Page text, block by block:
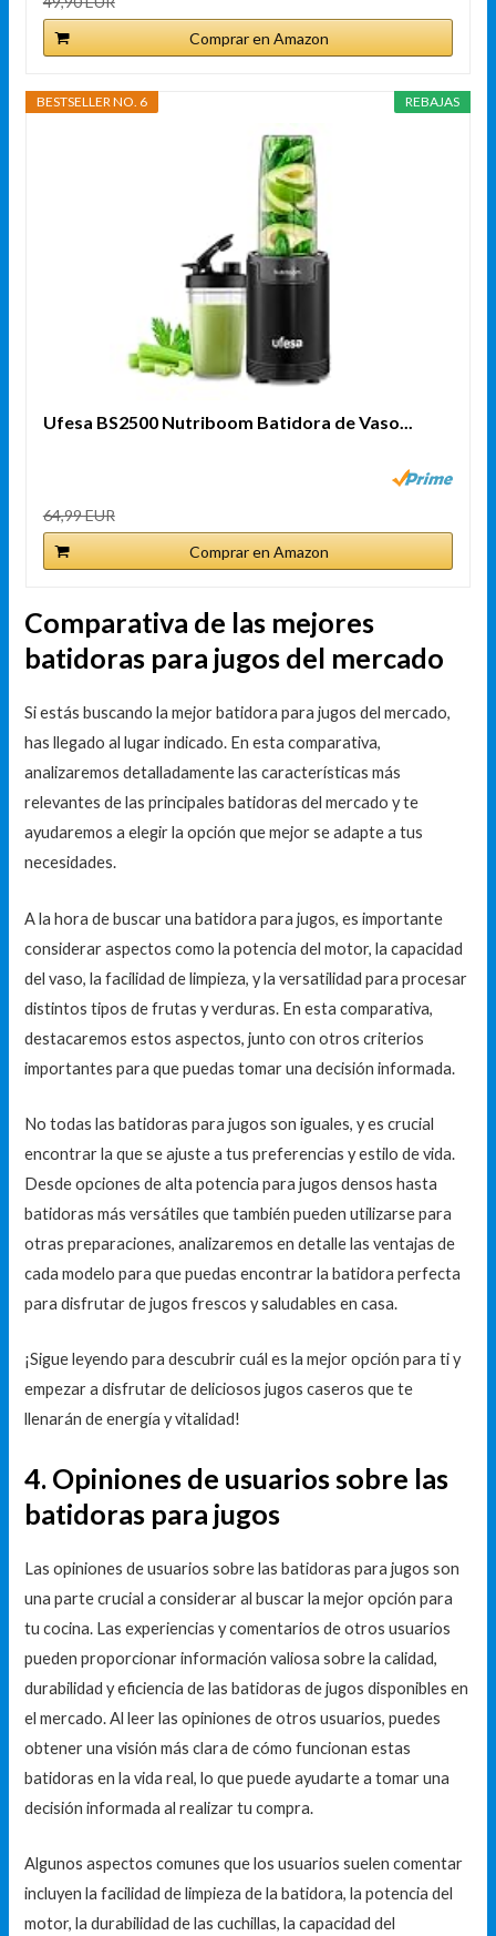
Comprar en Amazon
REBAJAS
BESTSELLER NO. 6
Ufesa BS2500 Nutriboom Batidora de Vaso...
64,99 EUR
Comprar en Amazon
Comparativa de las mejores
batidoras para jugos del mercado
Si estás buscando la mejor batidora para jugos del mercado,
has llegado al lugar indicado. En esta comparativa,
analizaremos detalladamente las características más
relevantes de las principales batidoras del mercado y te
ayudaremos a elegir la opción que mejor se adapte a tus
necesidades.
A la hora de buscar una batidora para jugos, es importante
considerar aspectos como la potencia del motor, la capacidad
del vaso, la facilidad de limpieza, y la versatilidad para procesar
distintos tipos de frutas y verduras. En esta comparativa,
destacaremos estos aspectos, junto con otros criterios
importantes para que puedas tomar una decisión informada.
No todas las batidoras para jugos son iguales, y es crucial
encontrar la que se ajuste a tus preferencias y estilo de vida.
Desde opciones de alta potencia para jugos densos hasta
batidoras más versátiles que también pueden utilizarse para
otras preparaciones, analizaremos en detalle las ventajas de
cada modelo para que puedas encontrar la batidora perfecta
para disfrutar de jugos frescos y saludables en casa.
¡Sigue leyendo para descubrir cuál es la mejor opción para ti y
empezar a disfrutar de deliciosos jugos caseros que te
llenarán de energía y vitalidad!
4. Opiniones de usuarios sobre las
batidoras para jugos
Las opiniones de usuarios sobre las batidoras para jugos son
una parte crucial a considerar al buscar la mejor opción para
tu cocina. Las experiencias y comentarios de otros usuarios
pueden proporcionar información valiosa sobre la calidad,
durabilidad y eficiencia de las batidoras de jugos disponibles en
el mercado. Al leer las opiniones de otros usuarios, puedes
obtener una visión más clara de cómo funcionan estas
batidoras en la vida real, lo que puede ayudarte a tomar una
decisión informada al realizar tu compra.
Algunos aspectos comunes que los usuarios suelen comentar
incluyen la facilidad de limpieza de la batidora, la potencia del
motor, la durabilidad de las cuchillas, la capacidad del